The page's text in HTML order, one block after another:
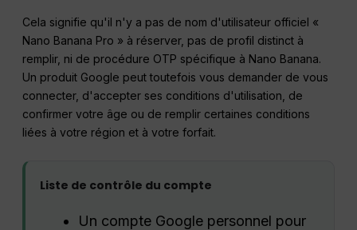
Cela signifie qu'il n'y a pas de nom d'utilisateur officiel «
Nano Banana Pro » à réserver, pas de profil distinct à
remplir, ni de procédure OTP spécifique à Nano Banana.
Un produit Google peut toutefois vous demander de vous
connecter, d'accepter ses conditions d'utilisation, de
confirmer votre âge ou de remplir certaines conditions
liées à votre région et à votre forfait.
Liste de contrôle du compte
Un compte Google personnel pour